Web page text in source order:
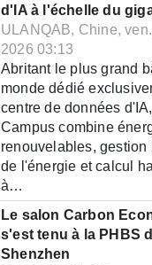
d'IA à l'échelle du
ULANQAB, Chine,
2026 03:13
Abritant le plus grand
monde dédié
centre de données
Campus combine
renouvelables, gestion
de l'énergie et calcul
à…
Le salon Carbon
s'est tenu à la PHBS
Shenzhen